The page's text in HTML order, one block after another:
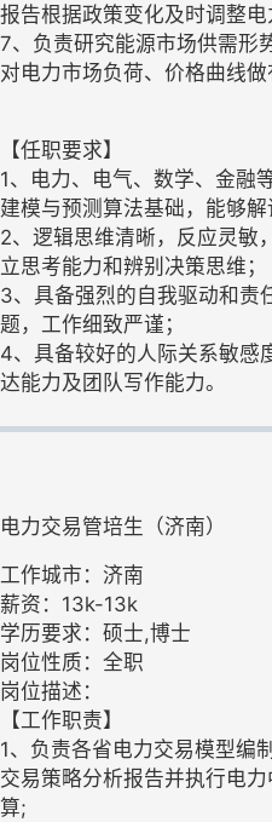
报告根据政策变化及时调整
7、负责研究能源市场供需形
对电力市场负荷、价格曲线做
【任职要求】
1、电力、电气、数学、金融
建模与预测算法基础，能够解
2、逻辑思维清晰，反应灵敏
立思考能力和辨别决策思维；
3、具备强烈的自我驱动和责
题，工作细致严谨；
4、具备较好的人际关系敏感
达能力及团队写作能力。
电力交易管培生（济南）
工作城市：济南
薪资：13k-13k
学历要求：硕士,博士
岗位性质：全职
岗位描述：
【工作职责】
1、负责各省电力交易模型编
交易策略分析报告并执行电
算;